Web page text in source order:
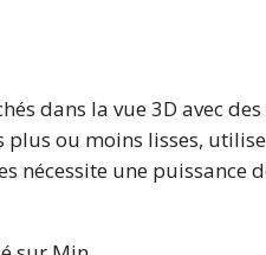
dans la vue 3D avec
ou moins lisses,
nécessite une